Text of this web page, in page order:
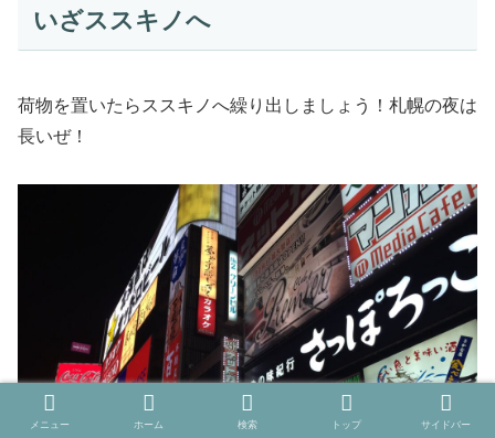
いざススキノへ
荷物を置いたらススキノへ繰り出しましょう！札幌の夜は
長いぜ！
メニュー ホーム 検索 トップ サイドバー